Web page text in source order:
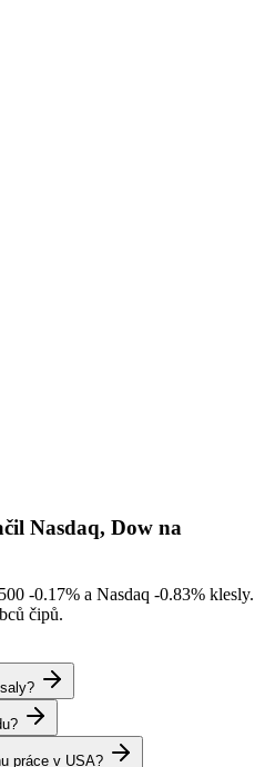
Nasdaq, Dow na
-0.17% a Nasdaq -0.83% klesly.
čipů.
práce v USA?